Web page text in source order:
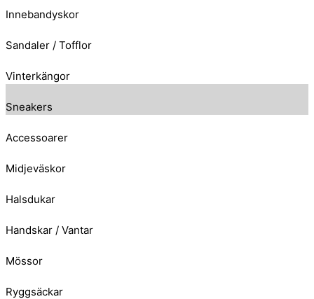
Innebandyskor
Sandaler / Tofflor
Vinterkängor
Sneakers
Accessoarer
Midjeväskor
Halsdukar
Handskar / Vantar
Mössor
Ryggsäckar